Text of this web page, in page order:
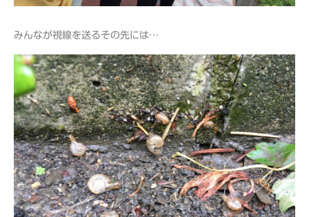
みんなが視線を送るその先には…